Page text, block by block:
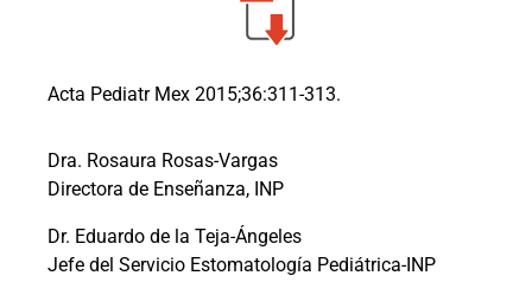
Acta Pediatr Mex 2015;36:311-313.
Dra. Rosaura Rosas-Vargas
Directora de Enseñanza, INP
Dr. Eduardo de la Teja-Ángeles
Jefe del Servicio Estomatología Pediátrica-INP